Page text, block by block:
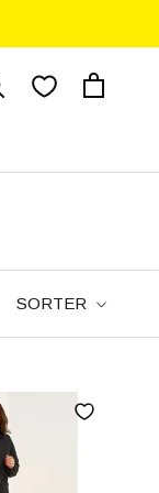
SORTER